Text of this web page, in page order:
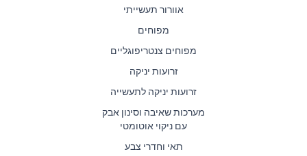
אוורור תעשייתי
מפוחים
מפוחים צנטריפוגליים
זרועות יניקה
זרועות יניקה לתעשייה
מערכות שאיבה וסינון אבק
עם ניקוי אוטומטי
תאי וחדרי צבע